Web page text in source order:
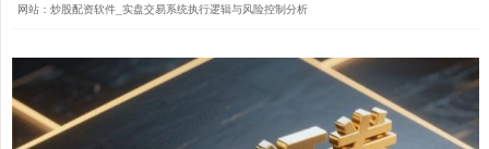
网站：炒股配资软件_实盘交易系统执行逻辑与风险控制分析